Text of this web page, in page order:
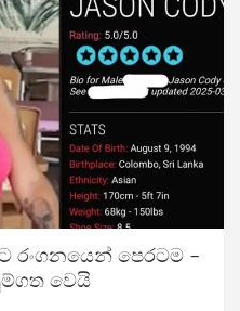
රංගනයෙන් පෙරටම –
වෙයි